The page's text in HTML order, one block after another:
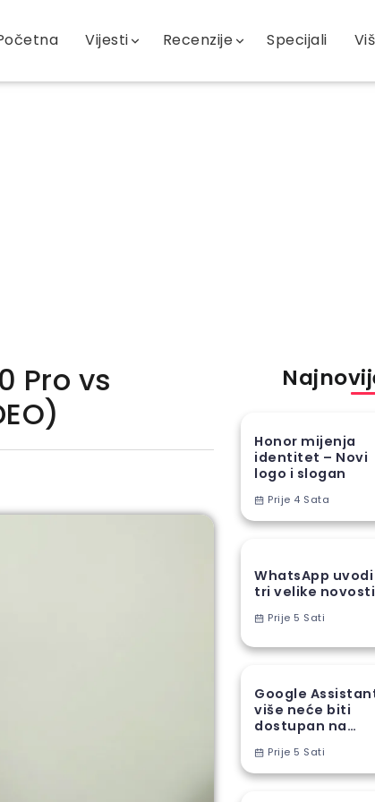
Vijesti Recenzije Specijali
Pro vs
Honor mijenja
identitet – Novi
logo i slogan
Prije 4 Sata
WhatsApp uvodi
tri velike novosti
Prije 5 Sati
Google
više neće biti
dostupan na
telefonima
Prije 5 Sati